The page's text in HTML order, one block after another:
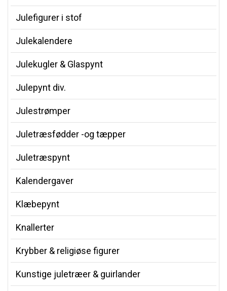
Julefigurer i stof
Julekalendere
Julekugler & Glaspynt
Julepynt div.
Julestrømper
Juletræsfødder -og tæpper
Juletræspynt
Kalendergaver
Klæbepynt
Knallerter
Krybber & religiøse figurer
Kunstige juletræer & guirlander